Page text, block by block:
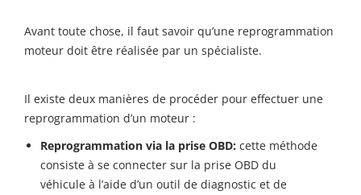
Avant toute chose, il faut savoir qu’une reprogrammation
moteur doit être réalisée par un spécialiste.
Il existe deux manières de procéder pour effectuer une
reprogrammation d’un moteur :
Reprogrammation via la prise OBD: cette méthode
consiste à se connecter sur la prise OBD du
véhicule à l’aide d’un outil de diagnostic et de